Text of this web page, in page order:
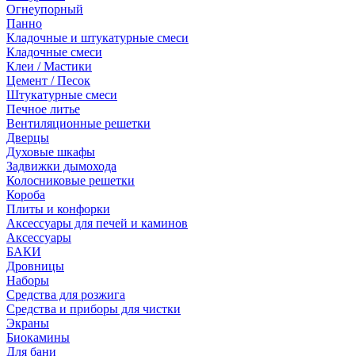
Огнеупорный
Панно
Кладочные и штукатурные смеси
Кладочные смеси
Клеи / Мастики
Цемент / Песок
Штукатурные смеси
Печное литье
Вентиляционные решетки
Дверцы
Духовые шкафы
Задвижки дымохода
Колосниковые решетки
Короба
Плиты и конфорки
Аксессуары для печей и каминов
Аксессуары
БАКИ
Дровницы
Наборы
Средства для розжига
Средства и приборы для чистки
Экраны
Биокамины
Для бани